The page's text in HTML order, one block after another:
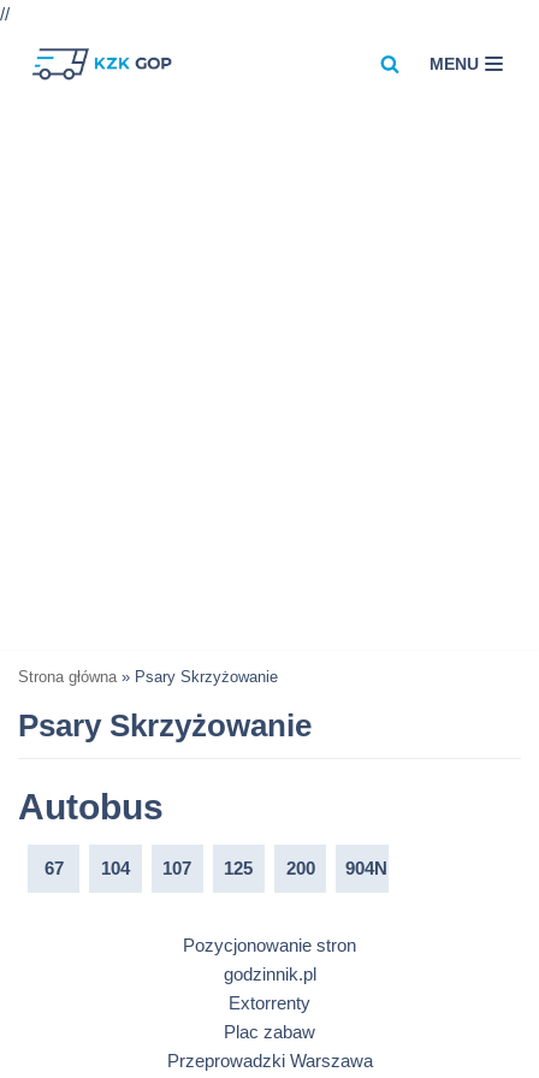
//
MENU
Strona główna » Psary Skrzyżowanie
Psary Skrzyżowanie
Autobus
67 104 107 125 200 904N
Pozycjonowanie stron
godzinnik.pl
Extorrenty
Plac zabaw
Przeprowadzki Warszawa